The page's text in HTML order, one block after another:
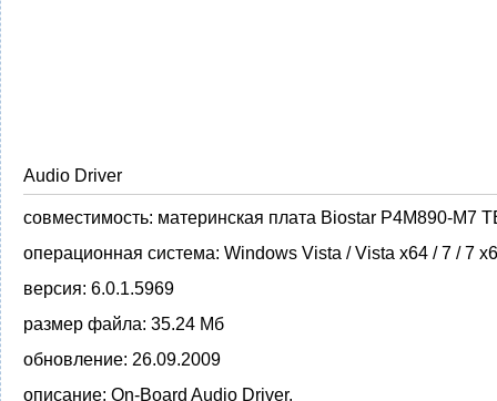
Audio Driver
совместимость: материнская плата Biostar P4M890-M7
операционная система: Windows Vista / Vista x64 / 7 / 7
версия: 6.0.1.5969
размер файла: 35.24 Мб
обновление: 26.09.2009
описание: On-Board Audio Driver.